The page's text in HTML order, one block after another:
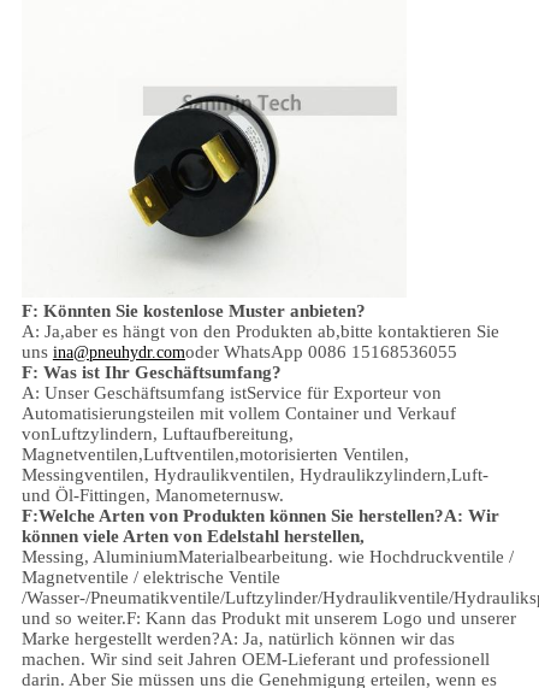
F: Könnten Sie kostenlose Muster anbieten?
A: Ja,aber es hängt von den Produkten ab,bitte kontaktieren Sie
uns ina@pneuhydr.comoder WhatsApp 0086 15168536055
F: Was ist Ihr Geschäftsumfang?
A: Unser Geschäftsumfang istService für Exporteur von
Automatisierungsteilen mit vollem Container und Verkauf
vonLuftzylindern, Luftaufbereitung,
Magnetventilen,Luftventilen,motorisierten Ventilen,
Messingventilen, Hydraulikventilen, Hydraulikzylindern,Luft-
und Öl-Fittingen, Manometernusw.
F:Welche Arten von Produkten können Sie herstellen?A: Wir
können viele Arten von Edelstahl herstellen,
Messing, AluminiumMaterialbearbeitung. wie Hochdruckventile /
Magnetventile / elektrische Ventile
/Wasser-/Pneumatikventile/Luftzylinder/Hydraulikventile/
und so weiter.F: Kann das Produkt mit unserem Logo und unserer
Marke hergestellt werden?A: Ja, natürlich können wir das
machen. Wir sind seit Jahren OEM-Lieferant und professionell
darin. Aber Sie müssen uns die Genehmigung erteilen, wenn es